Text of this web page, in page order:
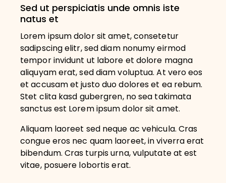
Sed ut perspiciatis unde omnis iste
natus et
Lorem ipsum dolor sit amet, consetetur
sadipscing elitr, sed diam nonumy eirmod
tempor invidunt ut labore et dolore magna
aliquyam erat, sed diam voluptua. At vero eos
et accusam et justo duo dolores et ea rebum.
Stet clita kasd gubergren, no sea takimata
sanctus est Lorem ipsum dolor sit amet.
Aliquam laoreet sed neque ac vehicula. Cras
congue eros nec quam laoreet, in viverra erat
bibendum. Cras turpis urna, vulputate at est
vitae, posuere lobortis erat.